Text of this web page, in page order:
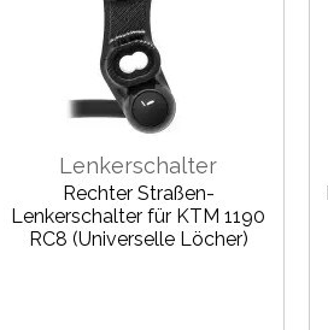
Lenkerschalter
Rechter Straßen-
Lenkerschalter für KTM 1190
RC8 (Universelle Löcher)